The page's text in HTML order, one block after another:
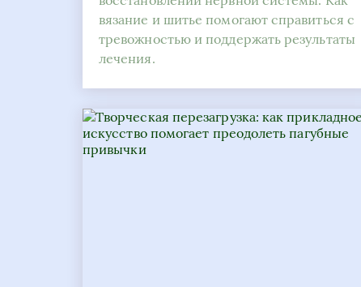
вязание и шитье помогают справиться с
тревожностью и поддержать результаты
лечения.